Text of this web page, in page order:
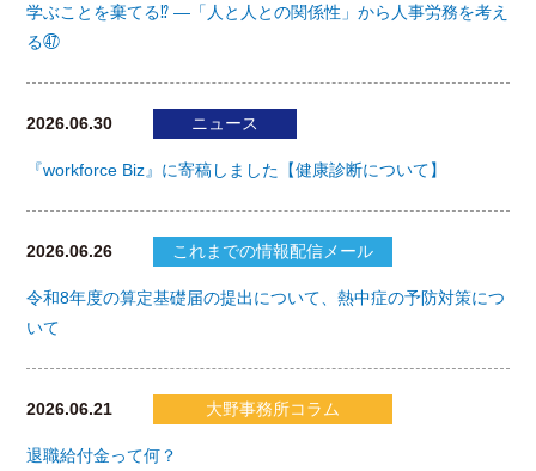
学ぶことを棄てる⁉ ―「人と人との関係性」から人事労務を考え
る㊼
2026.06.30 ニュース
『workforce Biz』に寄稿しました【健康診断について】
2026.06.26 これまでの情報配信メール
令和8年度の算定基礎届の提出について、熱中症の予防対策につ
いて
2026.06.21 大野事務所コラム
退職給付金って何？